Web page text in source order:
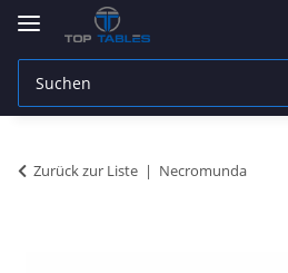
Zurück zur Liste Necromunda